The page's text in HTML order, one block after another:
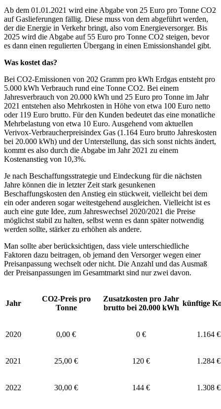
Ab dem 01.01.2021 wird eine Abgabe von 25 Euro pro Tonne CO2
auf Gaslieferungen fällig. Diese muss von dem abgeführt werden,
der die Energie in Verkehr bringt, also vom Energieversorger. Bis
2025 wird die Abgabe auf 55 Euro pro Tonne CO2 steigen, bevor
es dann einen regulierten Übergang in einen Emissionshandel gibt.
Was kostet das?
Bei CO2-Emissionen von 202 Gramm pro kWh Erdgas entsteht pro
5.000 kWh Verbrauch rund eine Tonne CO2. Bei einem
Jahresverbrauch von 20.000 kWh und 25 Euro pro Tonne im Jahr
2021 entstehen also Mehrkosten in Höhe von etwa 100 Euro netto
oder 119 Euro brutto. Für den Kunden bedeutet das eine monatliche
Mehrbelastung von etwa 10 Euro. Ausgehend vom aktuellen
Verivox-Verbraucherpreisindex Gas (1.164 Euro brutto Jahreskosten
bei 20.000 kWh) und der Unterstellung, das sich sonst nichts ändert,
kommt es also durch die Abgabe im Jahr 2021 zu einem
Kostenanstieg von 10,3%.
Je nach Beschaffungsstrategie und Eindeckung für die nächsten
Jahre können die in letzter Zeit stark gesunkenen
Beschaffungskosten den Anstieg ein stückweit, vielleicht bei dem
ein oder anderen sogar weitestgehend ausgleichen. Vielleicht ist es
auch eine gute Idee, zum Jahreswechsel 2020/2021 die Preise
möglichst stabil zu halten, selbst wenn es dann später notwendig
werden sollte, stärker zu erhöhen als andere.
Man sollte aber berücksichtigen, dass viele unterschiedliche
Faktoren dazu beitragen, ob jemand den Versorger wegen einer
Preisanpassung wechselt oder nicht. Die Anzahl und das Ausmaß
der Preisanpassungen im Gesamtmarkt sind nur zwei davon.
Jahr
CO2-Preis pro
Tonne
Zusatzkosten pro Jahr
brutto bei 20.000 kWh
künftige
2020 0,00 € 0 € 1.164 €
2021 25,00 € 120 € 1.284 €
2022 30,00 € 144 € 1.308 €